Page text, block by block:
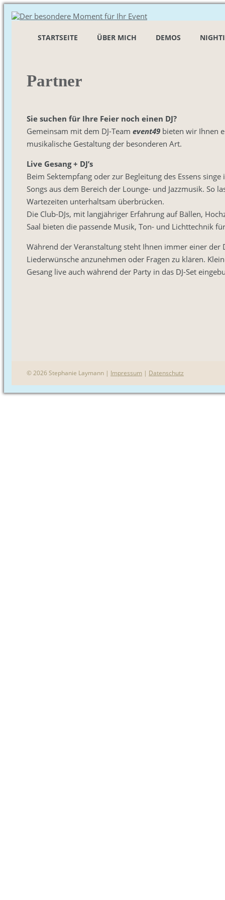
STARTSEITE ÜBER MICH DEMOS
Partner
Sie suchen für Ihre Feier noch einen DJ?
Gemeinsam mit dem DJ-Team event49 bieten wir Ihnen
musikalische Gestaltung der besonderen Art.
Live Gesang + DJ’s
Beim Sektempfang oder zur Begleitung des Essens singe
Songs aus dem Bereich der Lounge- und Jazzmusik. So
Wartezeiten unterhaltsam überbrücken.
Die Club-DJs, mit langjähriger Erfahrung auf Bällen,
Saal bieten die passende Musik, Ton- und Lichttechnik
Während der Veranstaltung steht Ihnen immer einer der
Liederwünsche anzunehmen oder Fragen zu klären.
Gesang live auch während der Party in das DJ-Set
© 2026 Stephanie Laymann | Impressum | Datenschutz